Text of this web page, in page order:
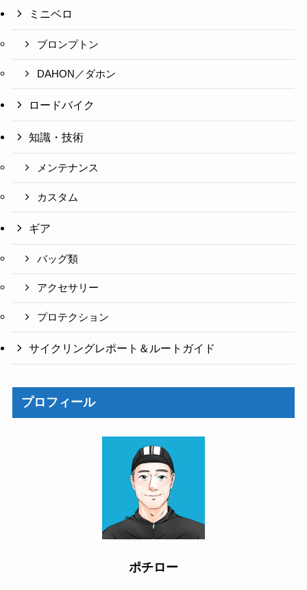
ミニベロ
ブロンプトン
DAHON／ダホン
ロードバイク
知識・技術
メンテナンス
カスタム
ギア
バッグ類
アクセサリー
プロテクション
サイクリングレポート＆ルートガイド
プロフィール
ポチロー